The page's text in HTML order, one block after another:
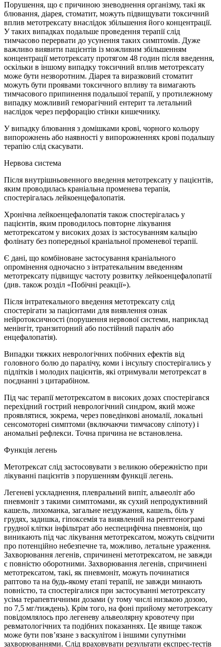
Порушення, що є причиною зневоднення організму, такі як
блювання, діарея, стоматит, можуть підвищувати токсичний
вплив метотрексату внаслідок збільшення його концентрації.
У таких випадках подальше проведення терапії слід
тимчасово перервати до усунення таких симптомів. Дуже
важливо виявити пацієнтів із можливим збільшенням
концентрації метотрексату протягом 48 годин після введення,
оскільки в іншому випадку токсичний вплив метотрексату
може бути незворотним. Діарея та виразковий стоматит
можуть бути проявами токсичного впливу та вимагають
тимчасового припинення подальшої терапії, у протилежному
випадку можливий геморагічний ентерит та летальний
наслідок через перфорацію стінки кишечнику.
У випадку блювання з домішками крові, чорного кольору
випорожнень або наявності у випорожненнях крові подальшу
терапію слід скасувати.
Нервова система
Після внутрішньовенного введення метотрексату у пацієнтів,
яким проводилась краніальна променева терапія,
спостерігалась лейкоенцефалопатія.
Хронічна лейкоенцефалопатія також спостерігалась у
пацієнтів, яким проводилось повторне лікування
метотрексатом у високих дозах із застосуванням кальцію
фолінату без попередньої краніальної променевої терапії.
Є дані, що комбіноване застосування краніального
опромінення одночасно з інтратекальним введенням
метотрексату підвищує частоту розвитку лейкоенцефалопатії
(див. також розділ «Побічні реакції»).
Після інтратекального введення метотрексату слід
спостерігати за пацієнтами для виявлення ознак
нейротоксичності (порушення нервової системи, наприклад
менінгіт, транзиторний або постійний параліч або
енцефалопатія).
Випадки тяжких неврологічних побічних ефектів від
головного болю до паралічу, коми і інсульту спостерігались у
підлітків і молодих пацієнтів, які отримували метотрексат в
поєднанні з цитарабіном.
Під час терапії метотрексатом в високих дозах спостерігався
перехідний гострий неврологічний синдром, який може
проявлятися, зокрема, через поведінкові аномалії, локальні
сенсомоторні симптоми (включаючи тимчасову сліпоту) і
аномальні рефлекси. Точна причина не встановлена.
Функція легень
Метотрексат слід застосовувати з великою обережністю при
лікуванні пацієнтів з порушенням функції легень.
Легеневі ускладнення, плевральний випіт, альвеоліт або
пневмоніт з такими симптомами, як сухий непродуктивний
кашель, лихоманка, загальне нездужання, кашель, біль у
грудях, задишка, гіпоксемія та виявлений на рентгенограмі
грудної клітки інфільтрат або неспецифічна пневмонія, що
виникають під час лікування метотрексатом, можуть свідчити
про потенційно небезпечне та, можливо, летальне ураження.
Захворювання легенів, спричинені метотрексатом, не завжди
є повністю оборотними. Захворювання легенів, спричинені
метотрексатом, такі, як пневмоніт, можуть починатися
раптово та на будь-якому етапі терапії, не завжди минають
повністю, та спостерігалися при застосуванні метотрексату
усіма терапевтичними дозами (у тому числі низькою дозою,
по 7,5 мг/тиждень). Крім того, на фоні прийому метотрексату
повідомлялось про легеневу альвеолярну кровотечу при
ревматологічних та подібних показаннях. Це явище також
може бути пов’язане з васкулітом і іншими супутніми
захворюваннями. Слід враховувати результати експрес-тестів